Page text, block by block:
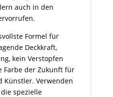
auch in den
Formel für
Deckkraft,
kein Verstopfen
Farbe der Zukunft für
Künstler. Verwenden
spezielle